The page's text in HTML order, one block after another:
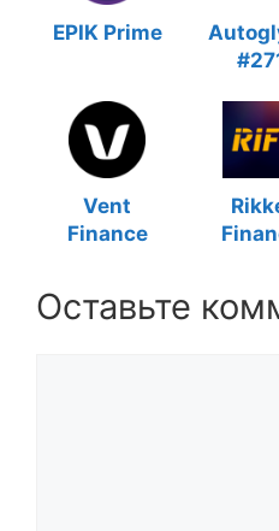
EPIK Prime
Vent
Finance
Оставьте